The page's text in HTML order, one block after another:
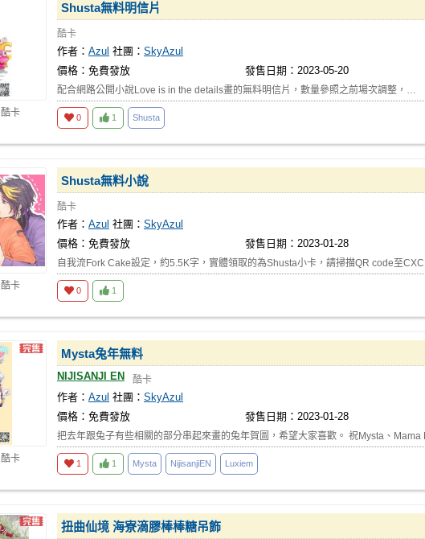
卡
Shusta無料明信片
酷卡
作者： Azul 社團： SkyAzul
價格：免費發放
發售日期：2023-05-20
配合網路公開小說Love is in the details畫的無料明信片，數量參照之前場次調整，…
0 1 Shusta
卡
Shusta無料小說
酷卡
作者： Azul 社團： SkyAzul
價格：免費發放
發售日期：2023-01-28
自我流Fork Cake設定，約5.5K字，實體領取的為Shusta小卡，請掃描QR code至
0 1
卡
Mysta兔年無料
NIJISANJI EN 酷卡
作者： Azul 社團： SkyAzul
價格：免費發放
發售日期：2023-01-28
把去年跟兔子有些相關的部分串起來畫的兔年賀圖，希望大家喜歡。 祝Mysta、
1 1 Mysta NijisanjiEN Luxiem
扭曲仙境 海寮滴膠棒棒糖吊飾